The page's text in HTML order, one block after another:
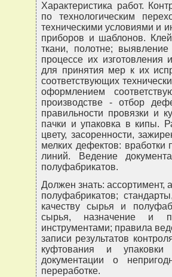
Характеристика работ.
по технологическим
техническими условиями и
приборов и шаблонов.
ткани, полотне;
процессе их
для принятия мер к их
соответствующих
оформлением
производстве - отбор
правильности провязки и
пачки и упаковка в кипы.
цвету, засоренности,
мелких дефектов: вработки
линий. Ведение
полуфабрикатов.
Должен знать: ассортимент,
полуфабрикатов;
качеству сырья и
сырья, назначение и
инструментами; правила
записи результатов
куфтования и
документации о
переработке.